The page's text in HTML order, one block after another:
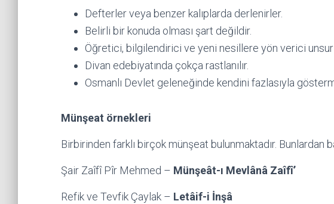
Defterler veya benzer kalıplarda derlenirler.
Belirli bir konuda olması şart değildir.
Öğretici, bilgilendirici ve yeni nesillere yön verici
Divan edebiyatında çokça rastlanılır.
Osmanlı Devlet geleneğinde kendini fazlasıyla
Münşeat örnekleri
Birbirinden farklı birçok münşeat bulunmaktadır. Bunlardan
Şair Zaîfî Pîr Mehmed – Münşeât-ı Mevlânâ Zaîfî’
Refik ve Tevfik Çaylak – Letâif-i İnşâ